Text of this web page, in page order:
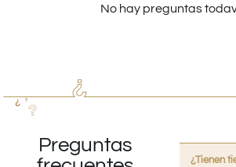
No hay preguntas
Preguntas
¿Tienen